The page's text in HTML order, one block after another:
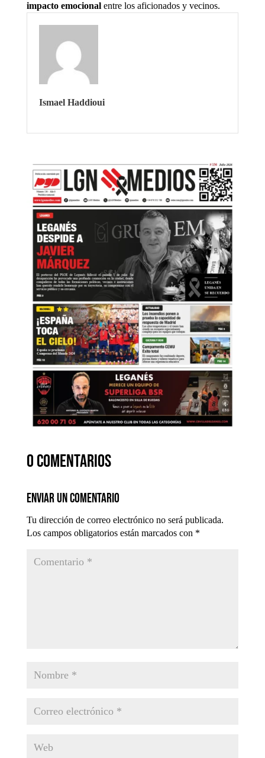
impacto emocionalentre los aficionados y vecinos.
Ismael Haddioui
0 comentarios
Enviar un comentario
Tu dirección de correo electrónico no será publicada.
Los campos obligatorios están marcados con *